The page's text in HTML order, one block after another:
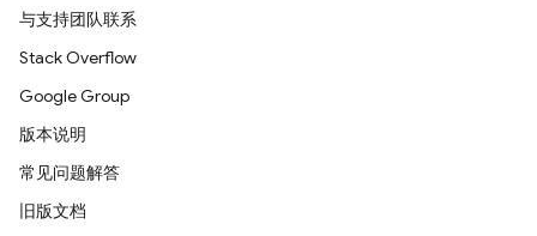
与支持团队联系
Stack Overflow
Google Group
版本说明
常见问题解答
旧版文档